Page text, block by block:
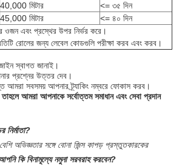
40,000 মিটার
<= ৩৫ দিন
45,000 মিটার
<= ৪০ দিন
ওজন এবং প্রস্থের উপর নির্ভর করে।
রোলের জন্য লেবেল কোডগুলি পরীক্ষা করব এবং করব।
স্বাগত জানাই।
প্রশ্নের উত্তর দেব।
আমরা সবসময় আপনার ট্র্যাকিং নম্বরে ফোকাস করব।
আমরা আপনাকে সর্বোত্তম সমাধান এবং সেবা প্রদান
নির্মাতা?
অভিজ্ঞতার সঙ্গে বোনা জিন্স কাপড় প্রস্তুতকারকের
কি বিনামূল্যে নমুনা সরবরাহ করবেন?